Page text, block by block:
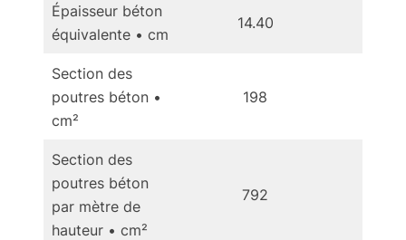
Épaisseur béton
équivalente • cm
14.40
Section des
poutres béton •
cm²
198
Section des
poutres béton
par mètre de
hauteur • cm²
792